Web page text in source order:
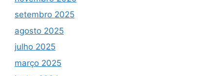
setembro 2025
agosto 2025
julho 2025
março 2025